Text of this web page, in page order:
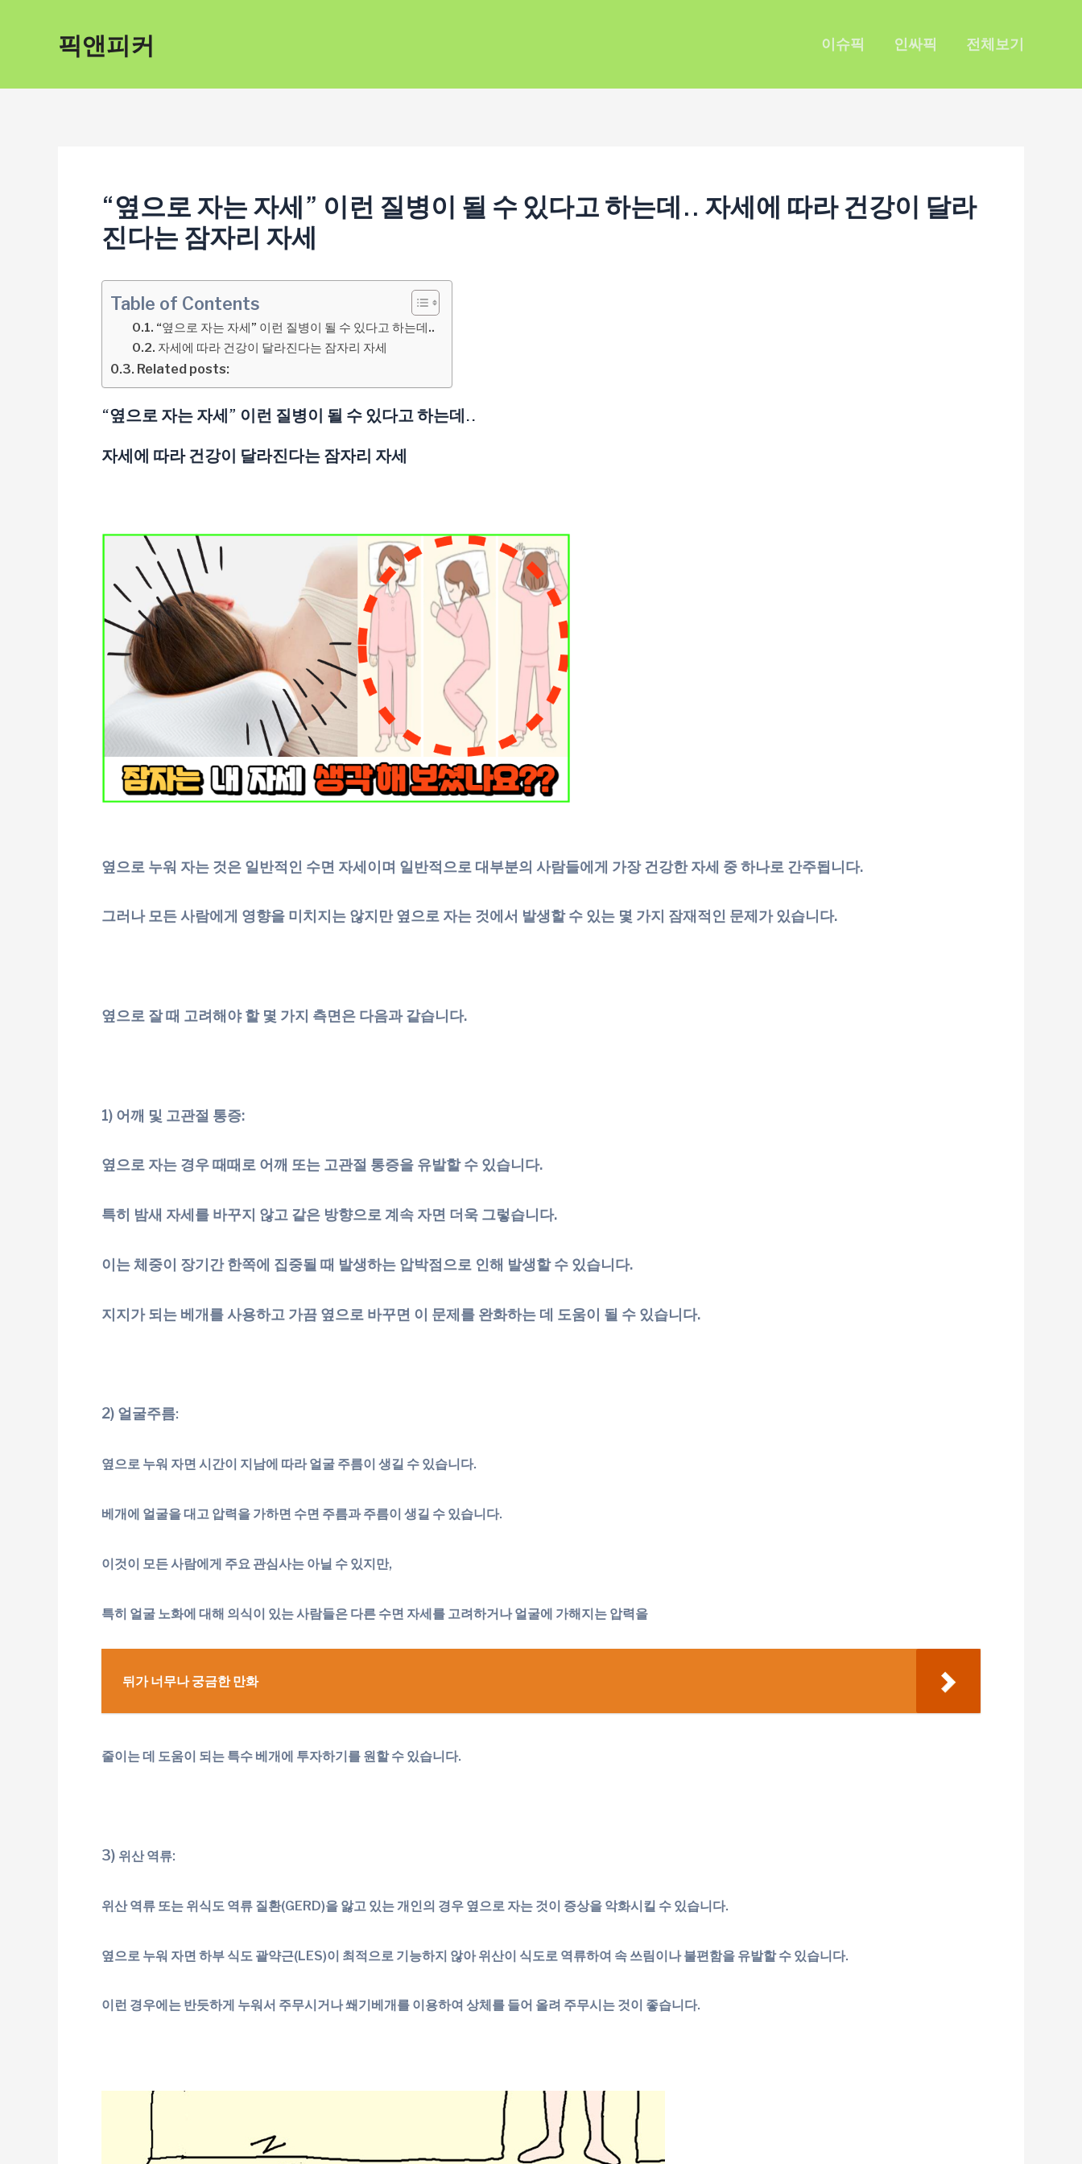
로
픽앤피커 이슈픽 인싸픽 전체보기
“옆으로 자는 자세” 이런 질병이 될 수 있다고 하는데.. 자세에 따라 건강이 달라
진다는 잠자리 자세
Table of Contents
“옆으로 자는 자세” 이런 질병이 될 수 있다고 하는데..
자세에 따라 건강이 달라진다는 잠자리 자세
Related posts:
“옆으로 자는 자세” 이런 질병이 될 수 있다고 하는데..
자세에 따라 건강이 달라진다는 잠자리 자세
옆으로 누워 자는 것은 일반적인 수면 자세이며 일반적으로 대부분의 사람들에게 가장 건강한 자세 중 하나로 간주됩니다.
그러나 모든 사람에게 영향을 미치지는 않지만 옆으로 자는 것에서 발생할 수 있는 몇 가지 잠재적인 문제가 있습니다.
옆으로 잘 때 고려해야 할 몇 가지 측면은 다음과 같습니다.
1) 어깨 및 고관절 통증:
옆으로 자는 경우 때때로 어깨 또는 고관절 통증을 유발할 수 있습니다.
특히 밤새 자세를 바꾸지 않고 같은 방향으로 계속 자면 더욱 그렇습니다.
이는 체중이 장기간 한쪽에 집중될 때 발생하는 압박점으로 인해 발생할 수 있습니다.
지지가 되는 베개를 사용하고 가끔 옆으로 바꾸면 이 문제를 완화하는 데 도움이 될 수 있습니다.
2) 얼굴주름:
옆으로 누워 자면 시간이 지남에 따라 얼굴 주름이 생길 수 있습니다.
베개에 얼굴을 대고 압력을 가하면 수면 주름과 주름이 생길 수 있습니다.
이것이 모든 사람에게 주요 관심사는 아닐 수 있지만,
특히 얼굴 노화에 대해 의식이 있는 사람들은 다른 수면 자세를 고려하거나 얼굴에 가해지는 압력을
뒤가 너무나 궁금한 만화
줄이는 데 도움이 되는 특수 베개에 투자하기를 원할 수 있습니다.
3) 위산 역류:
위산 역류 또는 위식도 역류 질환(GERD)을 앓고 있는 개인의 경우 옆으로 자는 것이 증상을 악화시킬 수 있습니다.
옆으로 누워 자면 하부 식도 괄약근(LES)이 최적으로 기능하지 않아 위산이 식도로 역류하여 속 쓰림이나 불편함을 유발할 수 있습니다.
이런 경우에는 반듯하게 누워서 주무시거나 쐐기베개를 이용하여 상체를 들어 올려 주무시는 것이 좋습니다.